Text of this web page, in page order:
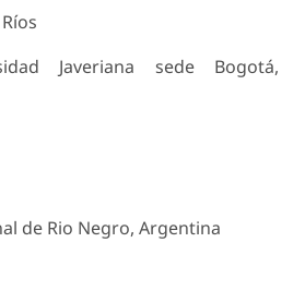
Javeriana sede Bogotá,
de Rio Negro, Argentina